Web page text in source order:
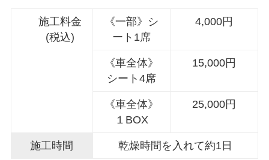
施工料金
(税込)
《一部》シ
ート1席
4,000円
《車全体》
シート4席
15,000円
《車全体》
１BOX
25,000円
施工時間 乾燥時間を入れて約1日